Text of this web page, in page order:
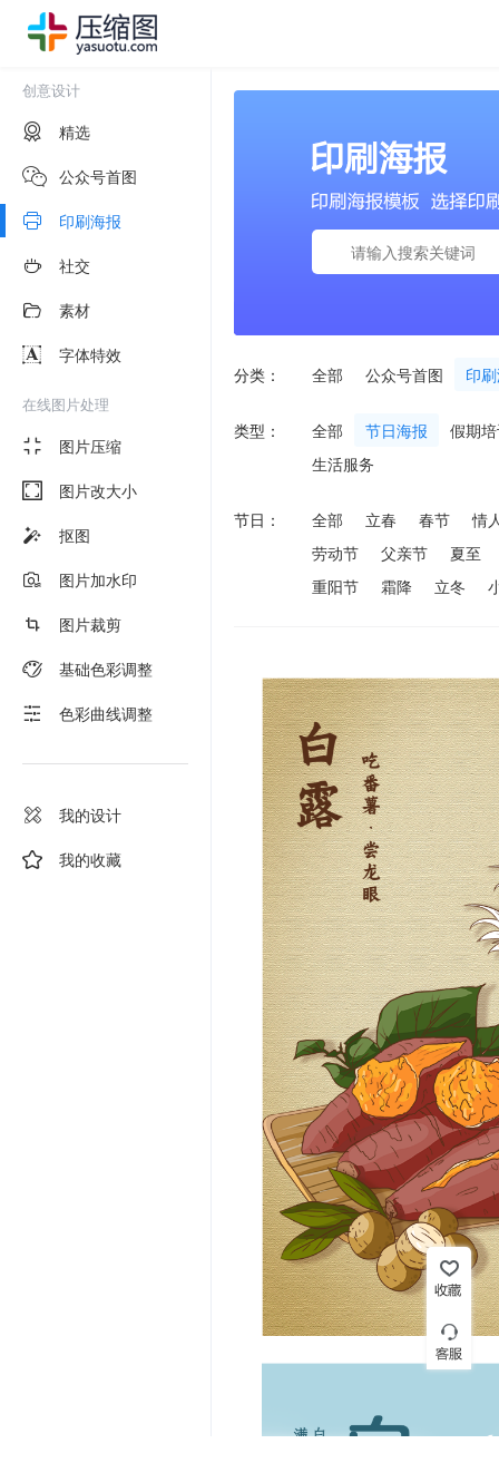
创意设计
精选
公众号首图
印刷海报
社交
素材
字体特效
在线图片处理
图片压缩
图片改大小
抠图
图片加水印
图片裁剪
基础色彩调整
色彩曲线调整
我的设计
我的收藏
分类： 全部 公众号首图 印
类型： 全部 节日海报
假期
生活服务
节日： 全部 立春 春节
情
劳动节
父亲节
夏至
重阳节
霜降 立冬